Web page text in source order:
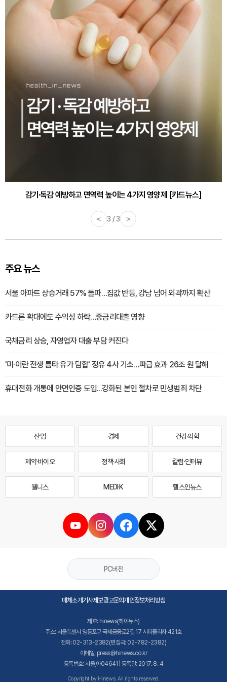
감기·독감 예방하고 면역력 높이는 4가지 영양제 [카드뉴스]
< 3 / 3 >
주요 뉴스
서울 아파트 상승거래 57% 돌파…집값 반등, 강남 넘어 외곽까지 확산
카드론 확대에도 수익성 하락…중금리대출 영향
국채금리 상승, 자영업자 대출 부담 커진다
'미·이란 전쟁 틈타 유가 담합' 정유 4사 기소…파급 효과 26조 원 달해
휴대전화 개통에 안면인증 도입...강화된 본인 절차로 민생범죄 차단
산업 경제 건강·의학
제약·바이오 정책·사회 칼럼·인터뷰
웰니스 MEDI·K 헬스인뉴스
PC버전
매체소개기사제보광고문의개인정보처리방침
제호: hinews(하이뉴스)
주소: 서울특별시 영등포구 국제금융로2길 17 시티플라자 421호
전화: 02-313-2382(편집국: 02-782-2382)
이메일: press@hinews.co.kr
등록번호: 서울,아04641 | 등록일: 2017. 8. 4
Copyright by Hinews. All rights reserved.